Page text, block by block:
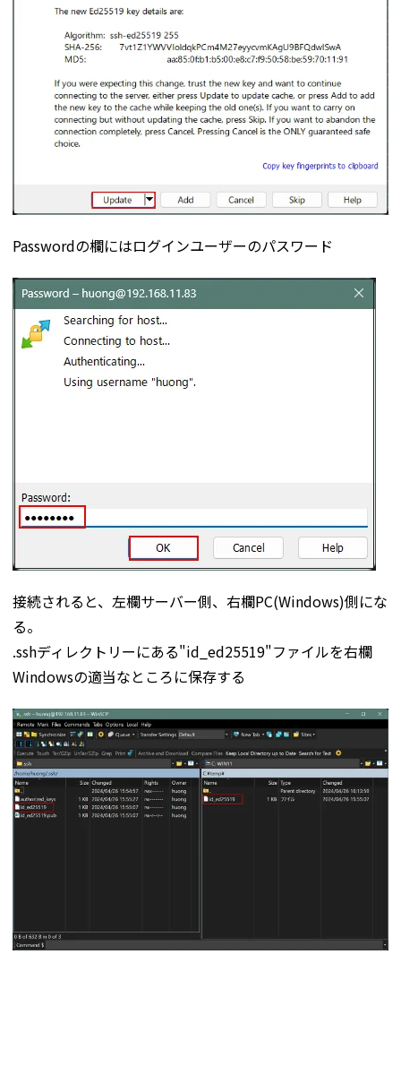
Passwordの欄にはログインユーザーのパスワード
接続されると、左欄サーバー側、右欄PC(Windows)側にな
る。
.sshディレクトリーにある"id_ed25519"ファイルを右欄
Windowsの適当なところに保存する